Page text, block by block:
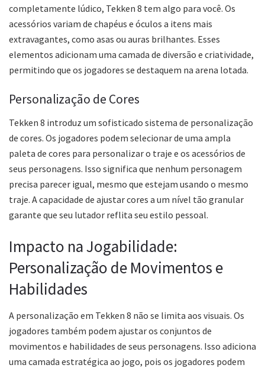
completamente lúdico, Tekken 8 tem algo para você. Os
acessórios variam de chapéus e óculos a itens mais
extravagantes, como asas ou auras brilhantes. Esses
elementos adicionam uma camada de diversão e criatividade,
permitindo que os jogadores se destaquem na arena lotada.
Personalização de Cores
Tekken 8 introduz um sofisticado sistema de personalização
de cores. Os jogadores podem selecionar de uma ampla
paleta de cores para personalizar o traje e os acessórios de
seus personagens. Isso significa que nenhum personagem
precisa parecer igual, mesmo que estejam usando o mesmo
traje. A capacidade de ajustar cores a um nível tão granular
garante que seu lutador reflita seu estilo pessoal.
Impacto na Jogabilidade:
Personalização de Movimentos e
Habilidades
A personalização em Tekken 8 não se limita aos visuais. Os
jogadores também podem ajustar os conjuntos de
movimentos e habilidades de seus personagens. Isso adiciona
uma camada estratégica ao jogo, pois os jogadores podem